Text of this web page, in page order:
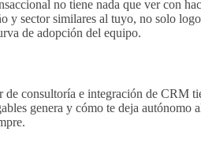
no tiene nada que ver con
y sector similares al tuyo, no solo
de adopción del equipo.
consultoría e integración de CRM
genera y cómo te deja